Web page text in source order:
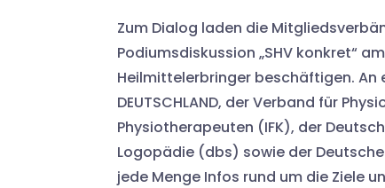
Zum Dialog laden die
Podiumsdiskussion „SHV konkret“
Heilmittelerbringer beschäftigen. An
DEUTSCHLAND, der Verband für
Physiotherapeuten (IFK), der
Logopädie (dbs) sowie der
jede Menge Infos rund um die Ziele